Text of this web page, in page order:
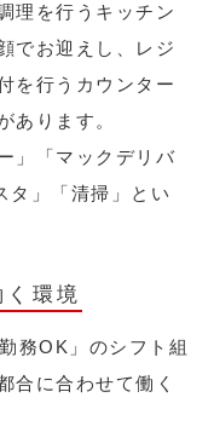
理を行うキッチン
でお迎えし、レジ
を行うカウンター
あります。
」「マックデリバ
タ」「清掃」とい
環境
務OK」のシフト組
合に合わせて働く